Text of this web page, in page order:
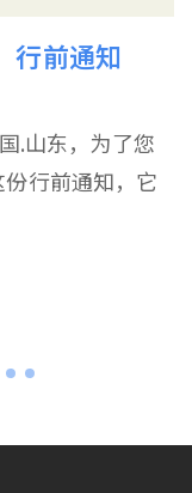
百位摄影...
通、用摄影讲
艺术联合会将